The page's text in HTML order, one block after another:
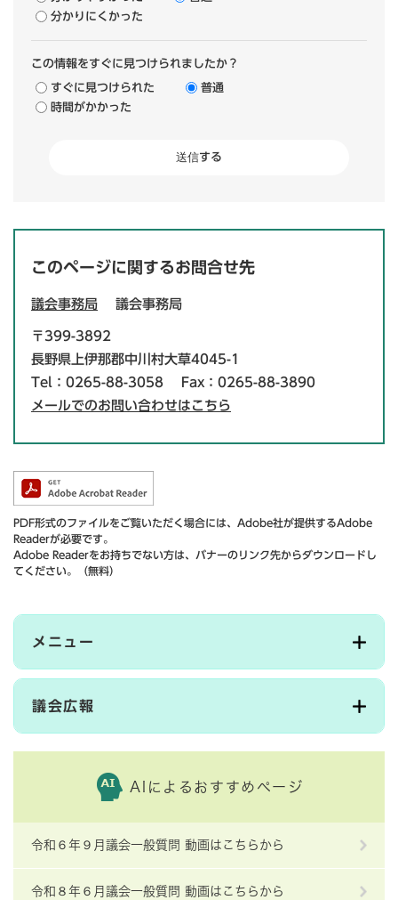
分かりにくかった
この情報をすぐに見つけられましたか？
すぐに見つけられた
普通
時間がかかった
このページに関するお問合せ先
議会事務局 議会事務局
〒399-3892
長野県上伊那郡中川村大草4045-1
Tel：0265-88-3058
Fax：0265-88-3890
メールでのお問い合わせはこちら
PDF形式のファイルをご覧いただく場合には、Adobe社が提供するAdobe
Readerが必要です。
Adobe Readerをお持ちでない方は、バナーのリンク先からダウンロードし
てください。（無料）
メニュー
議会広報
AIによるおすすめページ
令和６年９月議会一般質問 動画はこちらから
令和８年６月議会一般質問 動画はこちらから